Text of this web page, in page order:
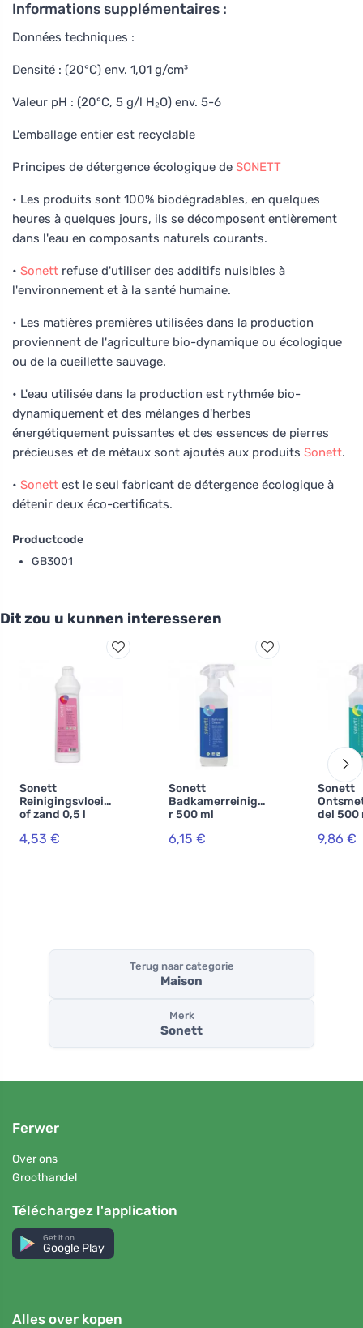
Informations supplémentaires :
Données techniques :
Densité : (20°C) env. 1,01 g/cm³
Valeur pH : (20°C, 5 g/l H₂O) env. 5-6
L'emballage entier est recyclable
Principes de détergence écologique de SONETT
• Les produits sont 100% biodégradables, en quelques
heures à quelques jours, ils se décomposent entièrement
dans l'eau en composants naturels courants.
• Sonett refuse d'utiliser des additifs nuisibles à
l'environnement et à la santé humaine.
• Les matières premières utilisées dans la production
proviennent de l'agriculture bio-dynamique ou écologique
ou de la cueillette sauvage.
• L'eau utilisée dans la production est rythmée bio-
dynamiquement et des mélanges d'herbes
énergétiquement puissantes et des essences de pierres
précieuses et de métaux sont ajoutés aux produits Sonett.
• Sonett est le seul fabricant de détergence écologique à
détenir deux éco-certificats.
Productcode
GB3001
Dit zou u kunnen interesseren
Sonett
Reinigingsvloeist
of zand 0,5 l
4,53 €
Sonett
Badkamerreinige
r 500 ml
6,15 €
Sonett
del 500
9,86 €
Terug naar categorie
Maison
Merk
Sonett
Ferwer
Over ons
Groothandel
Téléchargez l'application
Get it on
Google Play
Alles over kopen